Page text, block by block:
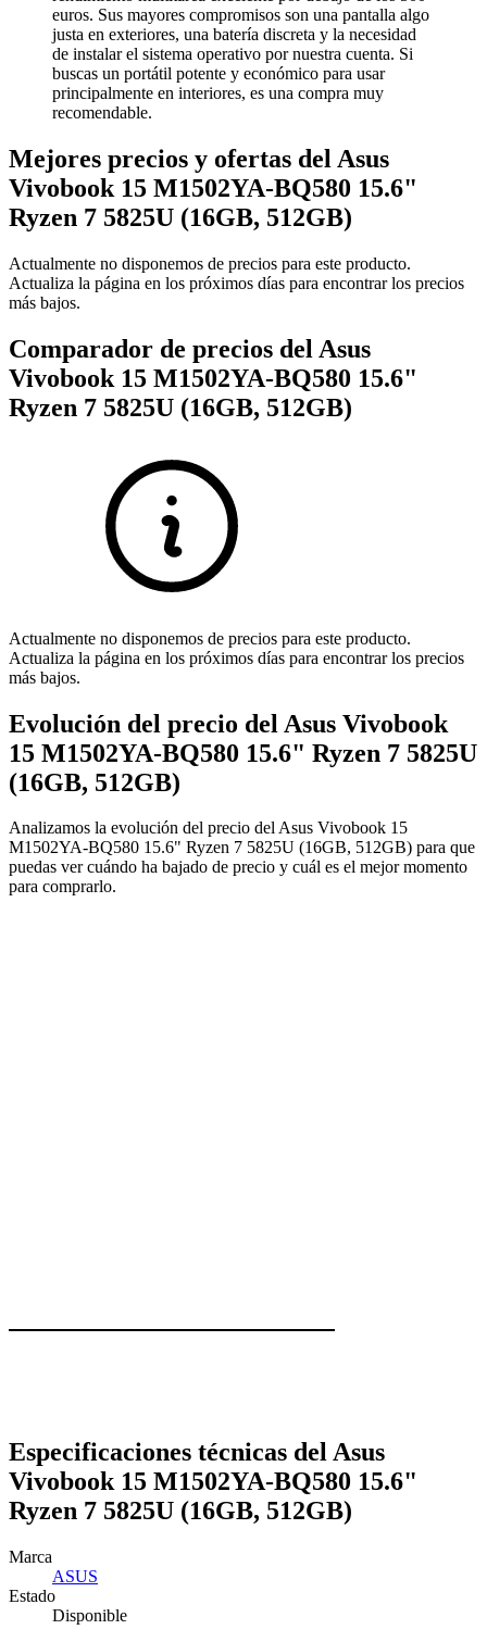
euros. Sus mayores compromisos son una pantalla algo
justa en exteriores, una batería discreta y la necesidad
de instalar el sistema operativo por nuestra cuenta. Si
buscas un portátil potente y económico para usar
principalmente en interiores, es una compra muy
recomendable.
Mejores precios y ofertas del Asus
Vivobook 15 M1502YA-BQ580 15.6"
Ryzen 7 5825U (16GB, 512GB)
Actualmente no disponemos de precios para este producto.
Actualiza la página en los próximos días para encontrar los precios
más bajos.
Comparador de precios del Asus
Vivobook 15 M1502YA-BQ580 15.6"
Ryzen 7 5825U (16GB, 512GB)
Actualmente no disponemos de precios para este producto.
Actualiza la página en los próximos días para encontrar los precios
más bajos.
Evolución del precio del Asus Vivobook
15 M1502YA-BQ580 15.6" Ryzen 7 5825U
(16GB, 512GB)
Analizamos la evolución del precio del Asus Vivobook 15
M1502YA-BQ580 15.6" Ryzen 7 5825U (16GB, 512GB) para que
puedas ver cuándo ha bajado de precio y cuál es el mejor momento
para comprarlo.
Especificaciones técnicas del Asus
Vivobook 15 M1502YA-BQ580 15.6"
Ryzen 7 5825U (16GB, 512GB)
Marca
ASUS
Estado
Disponible